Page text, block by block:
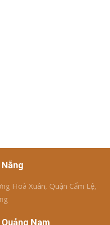
Hoà Xuân, Quận Cẩm Lệ,
Nam